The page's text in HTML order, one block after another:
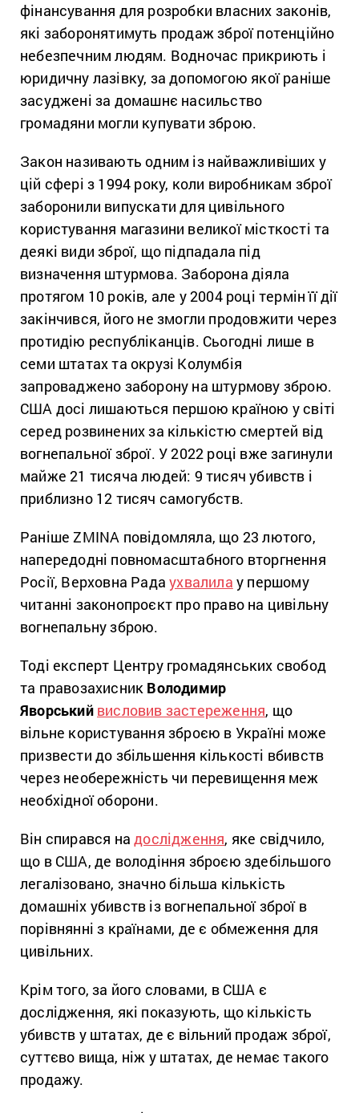
фінансування для розробки власних законів,
які заборонятимуть продаж зброї потенційно
небезпечним людям. Водночас прикриють і
юридичну лазівку, за допомогою якої раніше
засуджені за домашнє насильство
громадяни могли купувати зброю.
Закон називають одним із найважливіших у
цій сфері з 1994 року, коли виробникам зброї
заборонили випускати для цивільного
користування магазини великої місткості та
деякі види зброї, що підпадала під
визначення штурмова. Заборона діяла
протягом 10 років, але у 2004 році термін її дії
закінчився, його не змогли продовжити через
протидію республіканців. Сьогодні лише в
семи штатах та окрузі Колумбія
запроваджено заборону на штурмову зброю.
США досі лишаються першою країною у світі
серед розвинених за кількістю смертей від
вогнепальної зброї. У 2022 році вже загинули
майже 21 тисяча людей: 9 тисяч убивств і
приблизно 12 тисяч самогубств.
Раніше ZMINA повідомляла, що 23 лютого,
напередодні повномасштабного вторгнення
Росії, Верховна Радаухвалила у першому
читанні законопроєкт про право на цивільну
вогнепальну зброю.
Тоді експерт Центру громадянських свобод
та правозахисник Володимир
Яворський висловив застереження, що
вільне користування зброєю в Україні може
призвести до збільшення кількості вбивств
через необережність чи перевищення меж
необхідної оборони.
Він спирався надослідження, яке свідчило,
що в США, де володіння зброєю здебільшого
легалізовано, значно більша кількість
домашніх убивств із вогнепальної зброї в
порівнянні з країнами, де є обмеження для
цивільних.
Крім того, за його словами, в США є
дослідження, які показують, що кількість
убивств у штатах, де є вільний продаж зброї,
суттєво вища, ніж у штатах, де немає такого
продажу.